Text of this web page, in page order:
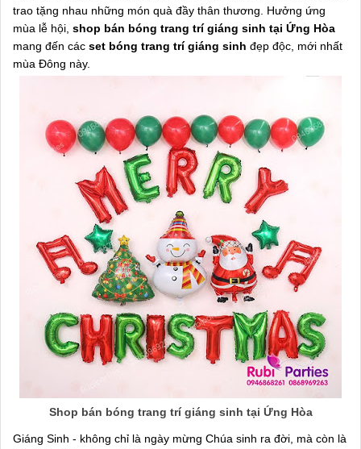
trao tặng nhau những món quà đầy thân thương. Hưởng ứng
mùa lễ hội, shop bán bóng trang trí giáng sinh tại Ứng Hòa
mang đến các set bóng trang trí giáng sinh đẹp độc, mới nhất
mùa Đông này.
Shop bán bóng trang trí giáng sinh tại Ứng Hòa
Giáng Sinh - không chỉ là ngày mừng Chúa sinh ra đời, mà còn là